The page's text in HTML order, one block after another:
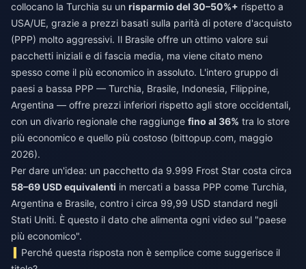
collocano la Turchia su un risparmio del 30–50%+ rispetto a
USA/UE, grazie a prezzi basati sulla parità di potere d'acquisto
(PPP) molto aggressivi. Il Brasile offre un ottimo valore sui
pacchetti iniziali e di fascia media, ma viene citato meno
spesso come il più economico in assoluto. L'intero gruppo di
paesi a bassa PPP — Turchia, Brasile, Indonesia, Filippine,
Argentina — offre prezzi inferiori rispetto agli store occidentali,
con un divario regionale che raggiunge fino al 36% tra lo store
più economico e quello più costoso (bittopup.com, maggio
2026).
Per dare un'idea: un pacchetto da 9.999 Frost Star costa circa
58–69 USD equivalenti in mercati a bassa PPP come Turchia,
Argentina e Brasile, contro i circa 99,99 USD standard negli
Stati Uniti. È questo il dato che alimenta ogni video sul "paese
più economico".
Perché questa risposta non è semplice come suggerisce il